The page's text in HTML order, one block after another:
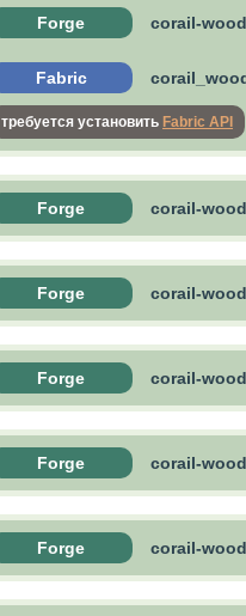
Forge corail-
Fabric
требуется установить Fabric API
Forge corail-
Forge corail-
Forge corail-
Forge corail-
Forge corail-